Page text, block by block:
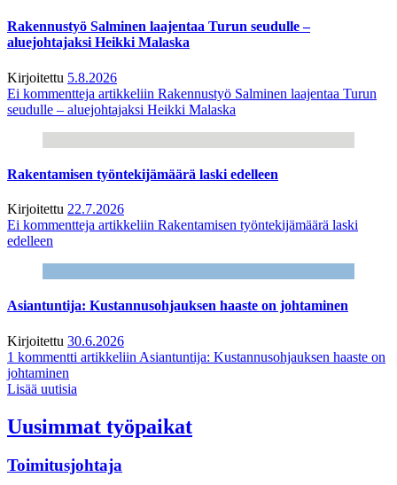
Rakennustyö Salminen laajentaa Turun seudulle –
aluejohtajaksi Heikki Malaska
Kirjoitettu 5.8.2026
Ei kommentteja artikkeliin Rakennustyö Salminen laajentaa Turun
seudulle – aluejohtajaksi Heikki Malaska
Rakentamisen työntekijämäärä laski edelleen
Kirjoitettu 22.7.2026
Ei kommentteja artikkeliin Rakentamisen työntekijämäärä laski
edelleen
Asiantuntija: Kustannusohjauksen haaste on johtaminen
Kirjoitettu 30.6.2026
1 kommentti artikkeliin Asiantuntija: Kustannusohjauksen haaste on
johtaminen
Lisää uutisia
Uusimmat työpaikat
Toimitusjohtaja